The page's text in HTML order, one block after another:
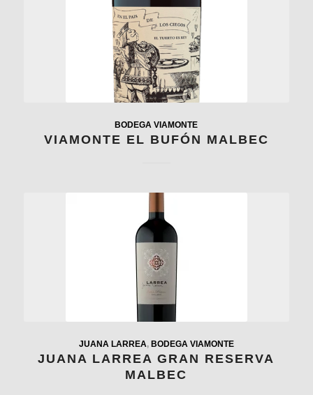
BODEGA VIAMONTE
VIAMONTE EL BUFÓN MALBEC
JUANA LARREA, BODEGA VIAMONTE
JUANA LARREA GRAN RESERVA
MALBEC